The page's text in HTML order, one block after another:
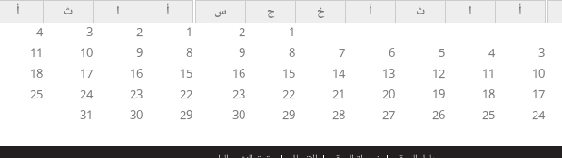
أ ا ث أ خ ج
س
1
2
3
4
5
6
7
8
9
10
11
12
13
14
15
16
17
18
19
20
21
22
23
24
25
26
27
28
29
30
أ ا ث أ
1
2
3
4
8
9
10
11
15
16
17
18
22
23
24
25
29
30
31